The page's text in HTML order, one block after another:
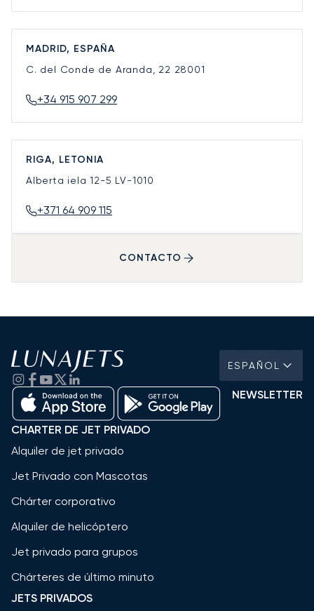
MADRID, ESPAÑA
C. del Conde de Aranda, 22 28001
+34 915 907 299
RIGA, LETONIA
Alberta iela 12-5 LV-1010
+371 64 909 115
CONTACTO
ESPAÑOL
NEWSLETTER
CHARTER DE JET PRIVADO
Alquiler de jet privado
Jet Privado con Mascotas
Chárter corporativo
Alquiler de helicóptero
Jet privado para grupos
Chárteres de último minuto
JETS PRIVADOS